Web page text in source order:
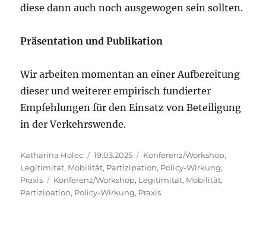
diese dann auch noch ausgewogen sein sollten.
Präsentation und Publikation
Wir arbeiten momentan an einer Aufbereitung
dieser und weiterer empirisch fundierter
Empfehlungen für den Einsatz von Beteiligung
in der Verkehrswende.
Autor
Katharina Holec
Veröffentlicht
am
19.03.2025 Kategorien
Konferenz/Workshop,
Legitimität, Mobilität, Partizipation, Policy-Wirkung,
Praxis
Schlagwörter
Konferenz/Workshop, Legitimität, Mobilität,
Partizipation, Policy-Wirkung, Praxis